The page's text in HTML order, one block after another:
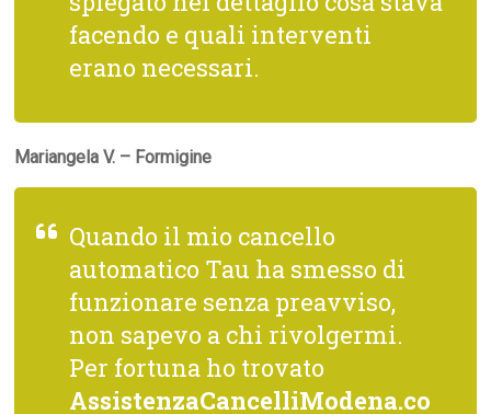
facendo e quali interventi
erano necessari.
Mariangela V. – Formigine
Quando il mio cancello
automatico Tau ha smesso di
funzionare senza preavviso,
non sapevo a chi rivolgermi.
Per fortuna ho trovato
AssistenzaCancelliModena.co